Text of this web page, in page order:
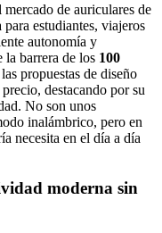
mercado de auriculares de
estudiantes, viajeros
autonomía y
la barrera de los 100
propuestas de diseño
destacando por su
No son unos
inalámbrico, pero en
necesita en el día a día
moderna sin